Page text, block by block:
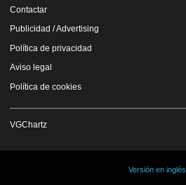
Contactar
Publicidad / Advertising
Política de privacidad
Aviso legal
Política de cookies
VGChartz
Versión en inglés